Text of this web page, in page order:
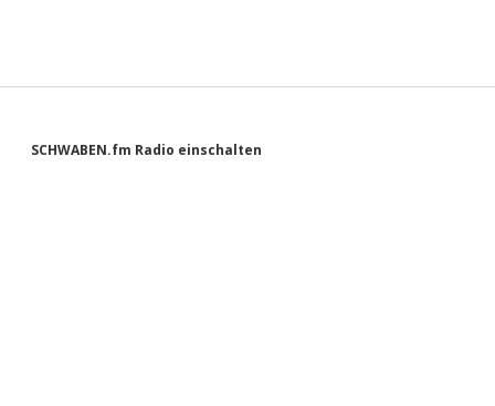
Sidebar
SCHWABEN.fm Radio einschalten